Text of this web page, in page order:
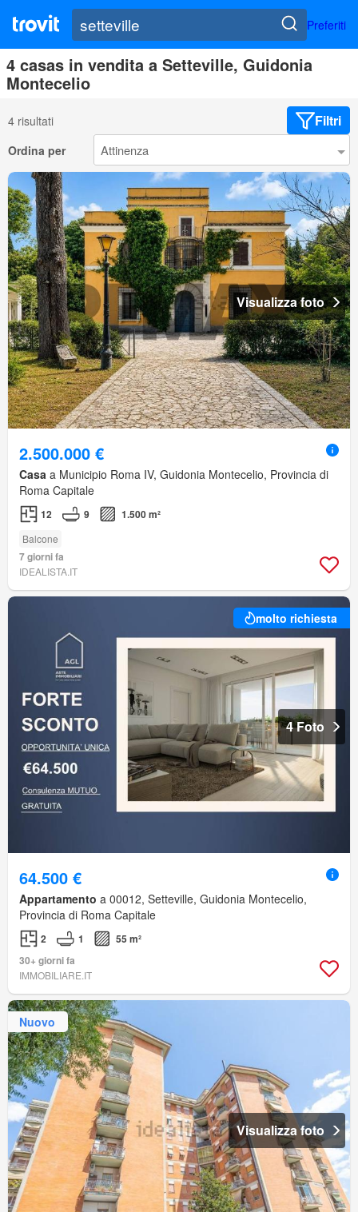
Preferiti
4 casas in vendita a Setteville, Guidonia
Montecelio
4 risultati Filtri
Ordina per
Visualizza foto
2.500.000 €
Casa a Municipio Roma IV, Guidonia Montecelio, Provincia di
Roma Capitale
12 9 1.500 m²
Balcone
7 giorni fa
IDEALISTA.IT
molto richiesta
4 Foto
64.500 €
Appartamento a 00012, Setteville, Guidonia Montecelio,
Provincia di Roma Capitale
2 1
55 m²
30+ giorni fa
IMMOBILIARE.IT
Nuovo
Visualizza foto